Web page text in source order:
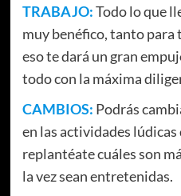
TRABAJO:Todo lo que
muy benéfico, tanto para
eso te dará un gran
todo con la máxima
CAMBIOS: Podrás
en las actividades
replantéate cuáles son
la vez sean entretenidas.